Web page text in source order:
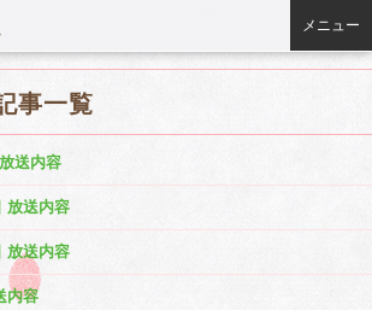
メニュー
事一覧
送内容
放送内容
放送内容
内容